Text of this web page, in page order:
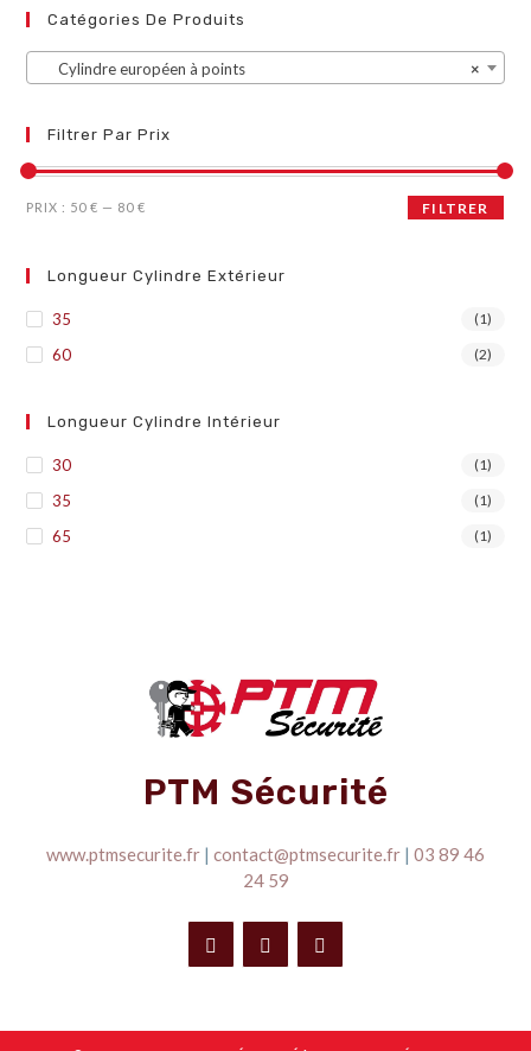
Catégories De Produits
×
Cylindre européen à points
Filtrer Par Prix
FILTRER
PRIX : 50 € — 80 €
Longueur Cylindre Extérieur
35 (1)
60 (2)
Longueur Cylindre Intérieur
30 (1)
35 (1)
65 (1)
PTM Sécurité
www.ptmsecurite.fr | contact@ptmsecurite.fr | 03 89 46
24 59